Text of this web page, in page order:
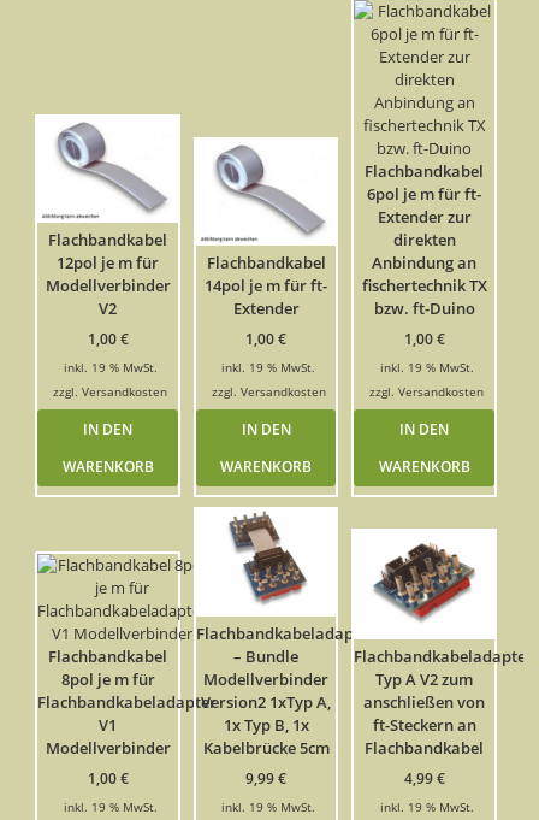
Flachbandkabel
12pol je m für
Modellverbinder
V2
1,00€
inkl. 19 % MwSt.
zzgl.Versandkosten
IN DEN
WARENKORB
Flachbandkabel
14pol je m für ft-
Extender
1,00€
inkl. 19 % MwSt.
zzgl. Versandkosten
IN DEN
WARENKORB
Flachbandkabel
6pol je m für ft-
Extender zur
direkten
Anbindung an
fischertechnik TX
bzw. ft-Duino
1,00€
inkl. 19 % MwSt.
zzgl.Versandkosten
IN DEN
WARENKORB
Flachbandkabel
8pol je m für
Flachbandkabeladapter
V1
Modellverbinder
1,00€
inkl. 19 % MwSt.
Flachbandkabeladapter
– Bundle
Modellverbinder
Version2 1xTyp A,
1x Typ B, 1x
Kabelbrücke 5cm
9,99€
inkl. 19 % MwSt.
Flachbandkabeladapter
Typ A V2 zum
anschließen von
ft-Steckern an
Flachbandkabel
4,99€
inkl. 19 % MwSt.